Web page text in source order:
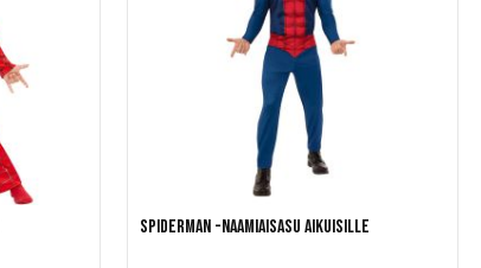
Spiderman -naamiaisasu aikuisille